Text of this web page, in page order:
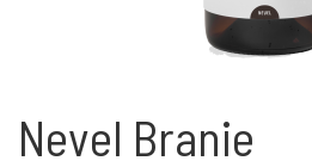
Nevel Branie